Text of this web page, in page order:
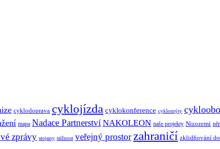
cyklodoprava cyklojízda cyklokonference cyklomýty
mapa Nadace Partnerství NAKOLEON naše projekty Nizozemí
zprávy stojany stížnost veřejný prostor zahraničí zklidňování